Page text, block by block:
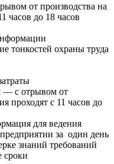
от производства на
часов до 18 часов
тонкостей охраны труда
— с отрывом от
проходят с 11 часов до
для ведения
за один день
знаний требований
сроки